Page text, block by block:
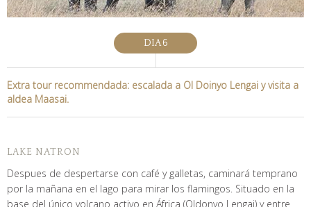
DIA 6
Extra tour recommendada: escalada a Ol Doinyo Lengai y visita a
aldea Maasai.
LAKE NATRON
Despues de despertarse con café y galletas, caminará temprano
por la mañana en el lago para mirar los flamingos. Situado en la
base del único volcano activo en África (Oldonyo Lengai) y entre